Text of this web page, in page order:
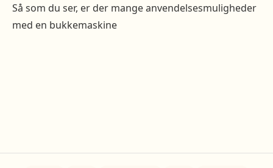
Så som du ser, er der mange anvendelsesmuligheder
med en bukkemaskine